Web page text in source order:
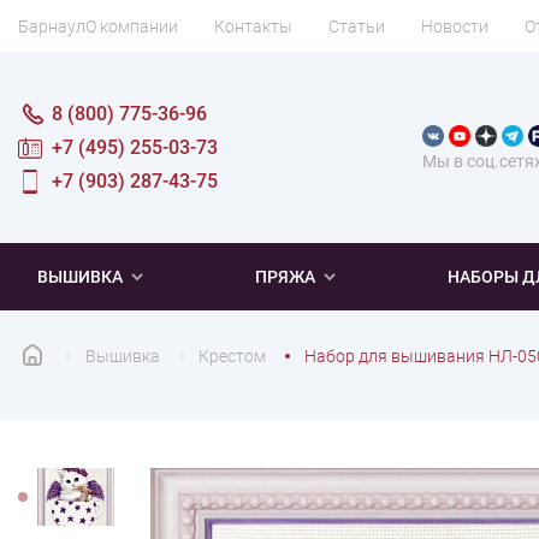
БарнаулО компании Контакты Статьи Новости
Мы в
8 (800) 775-36-96
+7 (495) 255-03-73
+7 (903) 287-43-75
ВЫШИВКА ПРЯЖА НАБОРЫ
Вышивка Крестом Набор для вышивания НЛ-